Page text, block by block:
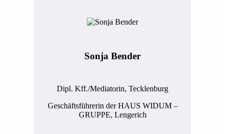
Sonja Bender
Dipl. Kff./Mediatorin, Tecklenburg
Geschäftsführerin der HAUS WIDUM –
GRUPPE, Lengerich